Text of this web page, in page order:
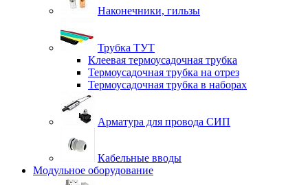
Наконечники, гильзы
Трубка ТУТ
Клеевая термоусадочная трубка
Термоусадочная трубка на отрез
Термоусадочная трубка в наборах
Арматура для провода СИП
Кабельные вводы
Модульное оборудование